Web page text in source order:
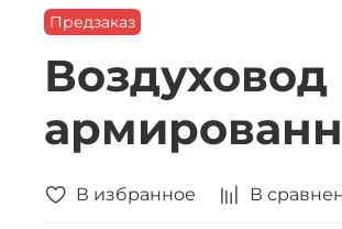
Предзаказ
Воздуховод
В избранное В